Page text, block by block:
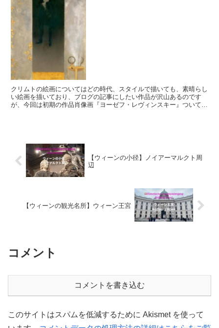
クリムトの絵画についてはどの時代、スタイルで描いても、素晴らし
い絵画を描いており、ブログの記事にしたい作品が沢山あるのです
が、今回は初期の作品肖像画『ヨーゼフ・レヴィンスキー』ついてご
【ウィーンの小径】ノイアーマルクト周
辺
【ウィーンの観光名所】ウィーン王宮
コメント
コメントを書き込む
このサイトはスパムを低減するために Akismet を使って